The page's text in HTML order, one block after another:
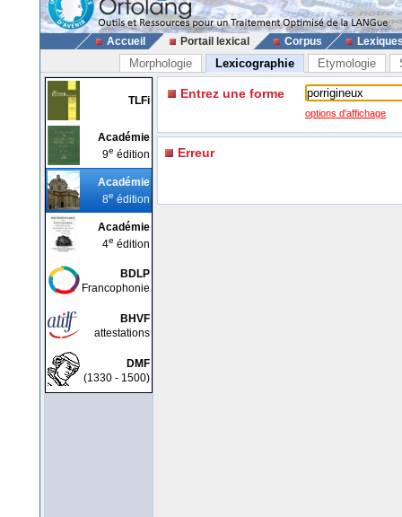
Accueil Portail lexical Corpus
Morphologie Lexicographie Etymologie
TLFi
Académie
9e édition
Académie
8e édition
Académie
4e édition
BDLP
Francophonie
BHVF
attestations
DMF
(1330 - 1500)
Entrez une forme
options d'affichage
Erreur